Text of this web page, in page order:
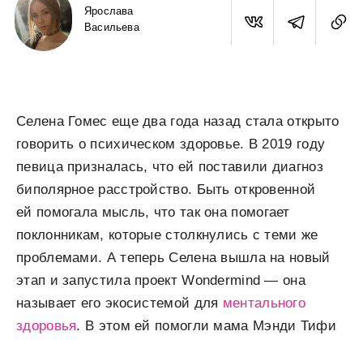
Ярослава
Васильева
Селена Гомес еще два года назад стала открыто
говорить о психическом здоровье. В 2019 году
певица призналась, что ей поставили диагноз
биполярное расстройство. Быть откровенной
ей помогала мысль, что так она помогает
поклонникам, которые столкнулись с теми же
проблемами. А теперь Селена вышла на новый
этап и запустила проект Wondermind — она
называет его экосистемой для ментального
здоровья. В этом ей помогли мама Мэнди Тифи